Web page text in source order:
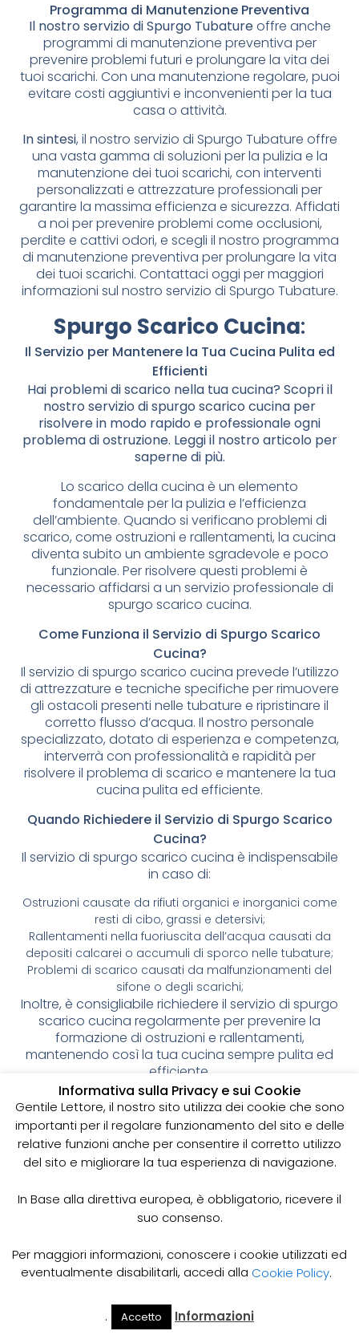
Programma di Manutenzione Preventiva
Il nostro servizio di Spurgo Tubatureoffre anche
programmi di manutenzione preventiva per
prevenire problemi futuri e prolungare la vita dei
tuoi scarichi. Con una manutenzione regolare, puoi
evitare costi aggiuntivi e inconvenienti per la tua
casa o attività.
In sintesi, il nostro servizio di Spurgo Tubature offre
una vasta gamma di soluzioni per la pulizia e la
manutenzione dei tuoi scarichi, con interventi
personalizzati e attrezzature professionali per
garantire la massima efficienza e sicurezza. Affidati
a noi per prevenire problemi come occlusioni,
perdite e cattivi odori, e scegli il nostro programma
di manutenzione preventiva per prolungare la vita
dei tuoi scarichi. Contattaci oggi per maggiori
informazioni sul nostro servizio di Spurgo Tubature.
Spurgo Scarico Cucina:
Il Servizio per Mantenere la Tua Cucina Pulita ed
Efficienti
Hai problemi di scarico nella tua cucina? Scopri il
nostro servizio di spurgo scarico cucina per
risolvere in modo rapido e professionale ogni
problema di ostruzione. Leggi il nostro articolo per
saperne di più.
Lo scarico della cucina è un elemento
fondamentale per la pulizia e l’efficienza
dell’ambiente. Quando si verificano problemi di
scarico, come ostruzioni e rallentamenti, la cucina
diventa subito un ambiente sgradevole e poco
funzionale. Per risolvere questi problemi è
necessario affidarsi a un servizio professionale di
spurgo scarico cucina.
Come Funziona il Servizio di Spurgo Scarico
Cucina?
Il servizio di spurgo scarico cucina prevede l’utilizzo
di attrezzature e tecniche specifiche per rimuovere
gli ostacoli presenti nelle tubature e ripristinare il
corretto flusso d’acqua. Il nostro personale
specializzato, dotato di esperienza e competenza,
interverrà con professionalità e rapidità per
risolvere il problema di scarico e mantenere la tua
cucina pulita ed efficiente.
Quando Richiedere il Servizio di Spurgo Scarico
Cucina?
Il servizio di spurgo scarico cucina è indispensabile
in caso di:
Ostruzioni causate da rifiuti organici e inorganici come
resti di cibo, grassi e detersivi;
Rallentamenti nella fuoriuscita dell’acqua causati da
depositi calcarei o accumuli di sporco nelle tubature;
Problemi di scarico causati da malfunzionamenti del
sifone o degli scarichi;
Inoltre, è consigliabile richiedere il servizio di spurgo
scarico cucina regolarmente per prevenire la
formazione di ostruzioni e rallentamenti,
mantenendo così la tua cucina sempre pulita ed
efficiente.
Contatta la Nostra Ditta per il Servizio di Spurgo
Scarico Cucina
Se hai problemi di scarico nella tua cucina o vuoi
prevenire la formazione di ostruzioni e
rallentamenti, contatta la nostra ditta per
a tua disposizione per fornirti una consulenza
gratuita e un preventivo personalizzato,
per mantenere la tua cucina sempre pulita ed
efficiente.
Pronto Intervento Spurgo 24
Ore 24h
Cerca Il Mio
Informativa sulla Privacy e sui Cookie
Gentile Lettore, il nostro sito utilizza dei cookie che sono
importanti per il regolare funzionamento del sito e delle
relative funzioni anche per consentire il corretto utilizzo
del sito e migliorare la tua esperienza di navigazione.
In Base alla direttiva europea, è obbligatorio, ricevere il
suo consenso.
Per maggiori informazioni, conoscere i cookie utilizzati ed
eventualmente disabilitarli, accedi alla Cookie Policy.
. Accetto Informazioni